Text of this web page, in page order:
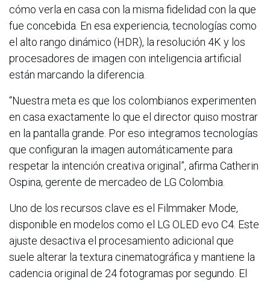
cómo verla en casa con la misma fidelidad con la que
fue concebida. En esa experiencia, tecnologías como
el alto rango dinámico (HDR), la resolución 4K y los
procesadores de imagen con inteligencia artificial
están marcando la diferencia.
“Nuestra meta es que los colombianos experimenten
en casa exactamente lo que el director quiso mostrar
en la pantalla grande. Por eso integramos tecnologías
que configuran la imagen automáticamente para
respetar la intención creativa original”, afirma Catherin
Ospina, gerente de mercadeo de LG Colombia.
Uno de los recursos clave es el Filmmaker Mode,
disponible en modelos como el LG OLED evo C4. Este
ajuste desactiva el procesamiento adicional que
suele alterar la textura cinematográfica y mantiene la
cadencia original de 24 fotogramas por segundo. El